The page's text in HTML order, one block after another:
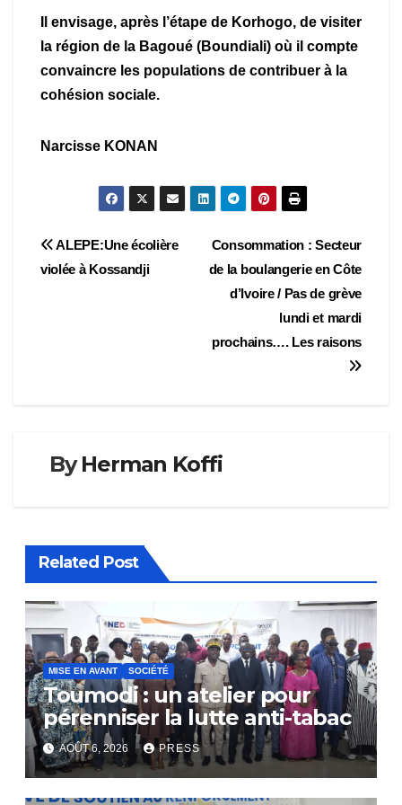
Il envisage, après l’étape de Korhogo, de visiter
la région de la Bagoué (Boundiali) où il compte
convaincre les populations de contribuer à la
cohésion sociale.
Narcisse KONAN
Navigation
Consommation : Secteur
de la boulangerie en Côte
d’Ivoire / Pas de grève
lundi et mardi
prochains…. Les raisons
ALEPE:Une écolière
violée à Kossandji
ByHerman Koffi
Related Post
MISE EN AVANT SOCIÉTÉ
Toumodi : un atelier pour
pérenniser la lutte anti-tabac
AOÛT 6, 2026 PRESS